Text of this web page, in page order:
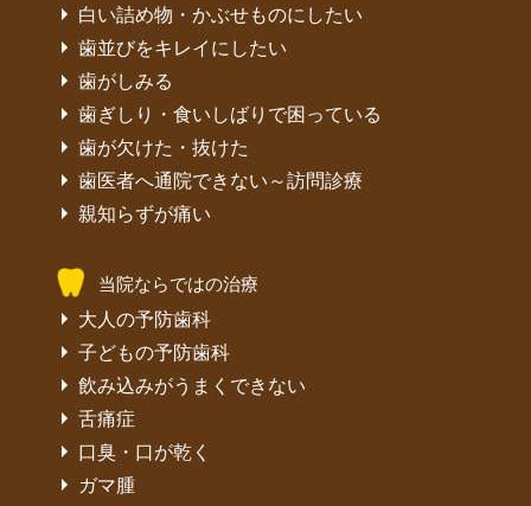
白い詰め物・かぶせものにしたい
歯並びをキレイにしたい
歯がしみる
歯ぎしり・食いしばりで困っている
歯が欠けた・抜けた
歯医者へ通院できない～訪問診療
親知らずが痛い
当院ならではの治療
大人の予防歯科
子どもの予防歯科
飲み込みがうまくできない
舌痛症
口臭・口が乾く
ガマ腫